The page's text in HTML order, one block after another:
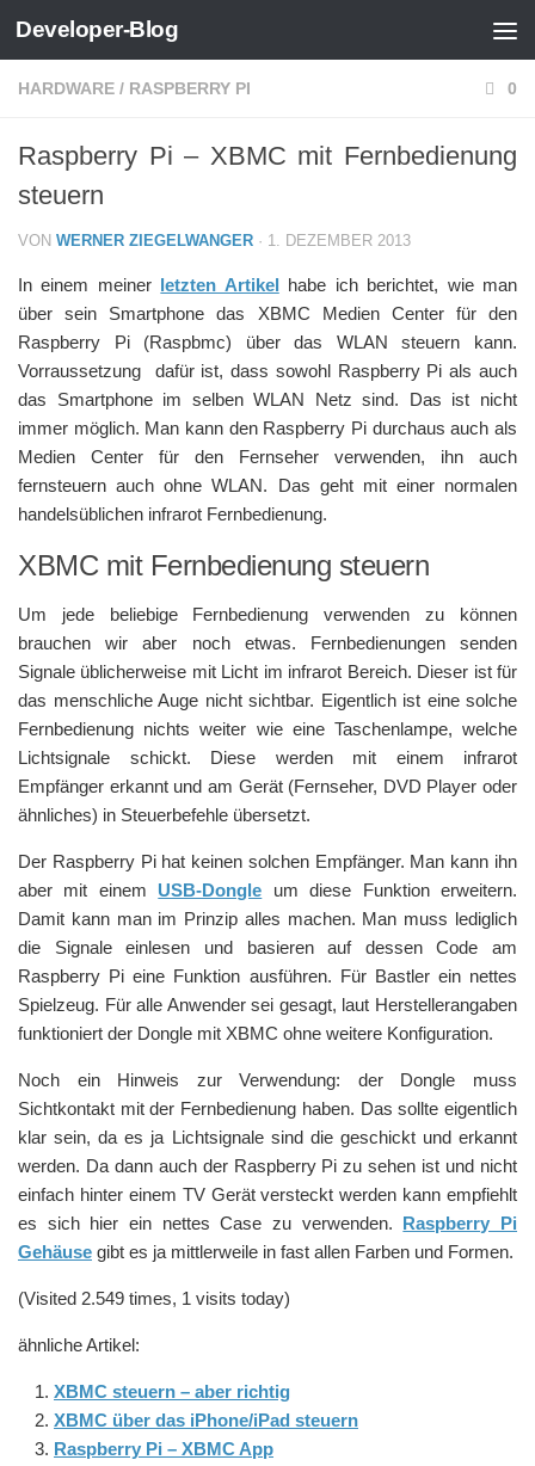
Zum Inhalt springen
Developer-Blog
HARDWARE / RASPBERRY PI 0
Raspberry Pi – XBMC mit Fernbedienung
steuern
VON WERNER ZIEGELWANGER · 1. DEZEMBER 2013
In einem meiner letzten Artikel habe ich berichtet, wie man
über sein Smartphone das XBMC Medien Center für den
Raspberry Pi (Raspbmc) über das WLAN steuern kann.
Vorraussetzung dafür ist, dass sowohl Raspberry Pi als auch
das Smartphone im selben WLAN Netz sind. Das ist nicht
immer möglich. Man kann den Raspberry Pi durchaus auch als
Medien Center für den Fernseher verwenden, ihn auch
fernsteuern auch ohne WLAN. Das geht mit einer normalen
handelsüblichen infrarot Fernbedienung.
XBMC mit Fernbedienung steuern
Um jede beliebige Fernbedienung verwenden zu können
brauchen wir aber noch etwas. Fernbedienungen senden
Signale üblicherweise mit Licht im infrarot Bereich. Dieser ist für
das menschliche Auge nicht sichtbar. Eigentlich ist eine solche
Fernbedienung nichts weiter wie eine Taschenlampe, welche
Lichtsignale schickt. Diese werden mit einem infrarot
Empfänger erkannt und am Gerät (Fernseher, DVD Player oder
ähnliches) in Steuerbefehle übersetzt.
Der Raspberry Pi hat keinen solchen Empfänger. Man kann ihn
aber mit einem USB-Dongle um diese Funktion erweitern.
Damit kann man im Prinzip alles machen. Man muss lediglich
die Signale einlesen und basieren auf dessen Code am
Raspberry Pi eine Funktion ausführen. Für Bastler ein nettes
Spielzeug. Für alle Anwender sei gesagt, laut Herstellerangaben
funktioniert der Dongle mit XBMC ohne weitere Konfiguration.
Noch ein Hinweis zur Verwendung: der Dongle muss
Sichtkontakt mit der Fernbedienung haben. Das sollte eigentlich
klar sein, da es ja Lichtsignale sind die geschickt und erkannt
werden. Da dann auch der Raspberry Pi zu sehen ist und nicht
einfach hinter einem TV Gerät versteckt werden kann empfiehlt
es sich hier ein nettes Case zu verwenden. Raspberry Pi
Gehäuse gibt es ja mittlerweile in fast allen Farben und Formen.
(Visited 2.549 times, 1 visits today)
ähnliche Artikel:
XBMC steuern – aber richtig
XBMC über das iPhone/iPad steuern
Raspberry Pi – XBMC App